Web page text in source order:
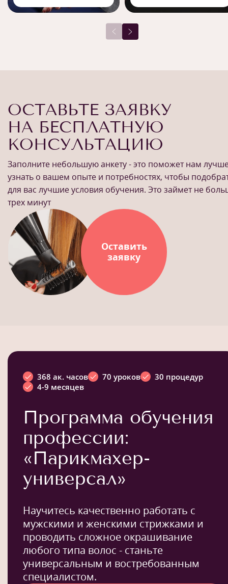
ОСТАВЬТЕ ЗАЯВКУ
НА БЕСПЛАТНУЮ
КОНСУЛЬТАЦИЮ
Заполните небольшую анкету - это поможет нам
узнать о вашем опыте и потребностях, чтобы
для вас лучшие условия обучения. Это займет не
трех минут
Оставить
заявку
368 ак. часов 70 уроков
30 процедур
4-9 месяцев
Программа обучения
профессии:
«Парикмахер-
универсал»
Научитесь качественно работать с
мужскими и женскими стрижками и
проводить сложное окрашивание
любого типа волос - станьте
универсальным и востребованным
специалистом.